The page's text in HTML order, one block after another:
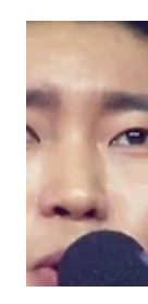
waiting, go away 보
가 미워질만큼 / I